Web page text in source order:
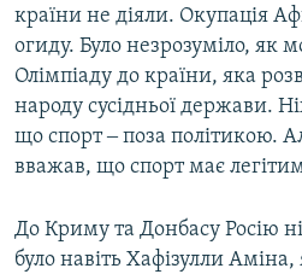
країни не діяли. Окупація
огиду. Було незрозуміло, як
Олімпіаду до країни, яка
народу сусідньої держави.
що спорт ‒ поза політикою.
вважав, що спорт має
До Криму та Донбасу Росію
було навіть Хафізулли